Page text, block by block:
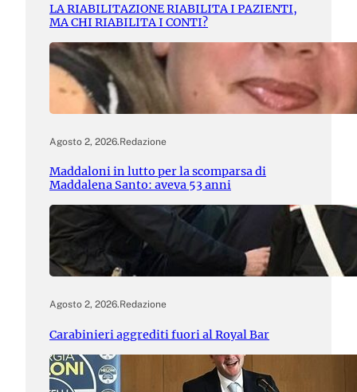
LA RIABILITAZIONE RIABILITA I PAZIENTI,
MA CHI RIABILITA I CONTI?
Agosto 2, 2026.Redazione
Maddaloni in lutto per la scomparsa di
Maddalena Santo: aveva 53 anni
Agosto 2, 2026.Redazione
Carabinieri aggrediti fuori al Royal Bar